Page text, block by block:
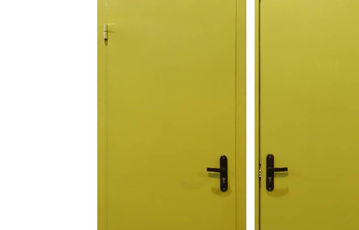
С выдавленным рисунком